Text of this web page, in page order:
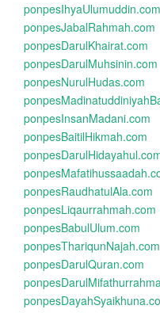
ponpesIhyaUlumuddin.com
ponpesJabalRahmah.com
ponpesDarulKhairat.com
ponpesDarulMuhsinin.com
ponpesNurulHudas.com
ponpesInsanMadani.com
ponpesBaitilHikmah.com
ponpesRaudhatulAla.com
ponpesLiqaurrahmah.com
ponpesBabulUlum.com
ponpesThariqunNajah.com
ponpesDarulQuran.com